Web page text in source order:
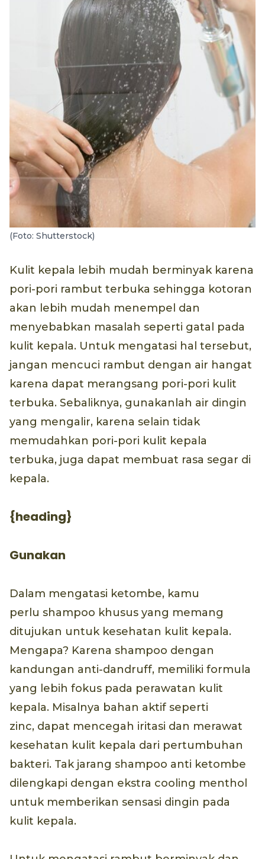
(Foto: Shutterstock)
Kulit kepala lebih mudah berminyak karena
pori-pori rambut terbuka sehingga kotoran
akan lebih mudah menempel dan
menyebabkan masalah seperti gatal pada
kulit kepala. Untuk mengatasi hal tersebut,
jangan mencuci rambut dengan air hangat
karena dapat merangsang pori-pori kulit
terbuka. Sebaliknya, gunakanlah air dingin
yang mengalir, karena selain tidak
memudahkan pori-pori kulit kepala
terbuka, juga dapat membuat rasa segar di
kepala.
{heading}
Gunakan
Dalam mengatasi ketombe, kamu
perlu shampoo khusus yang memang
ditujukan untuk kesehatan kulit kepala.
Mengapa? Karena shampoo dengan
kandungan anti-dandruff, memiliki formula
yang lebih fokus pada perawatan kulit
kepala. Misalnya bahan aktif seperti
zinc, dapat mencegah iritasi dan merawat
kesehatan kulit kepala dari pertumbuhan
bakteri. Tak jarang shampoo anti ketombe
dilengkapi dengan ekstra cooling menthol
untuk memberikan sensasi dingin pada
kulit kepala.